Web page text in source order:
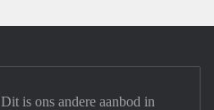
is ons andere aanbod in